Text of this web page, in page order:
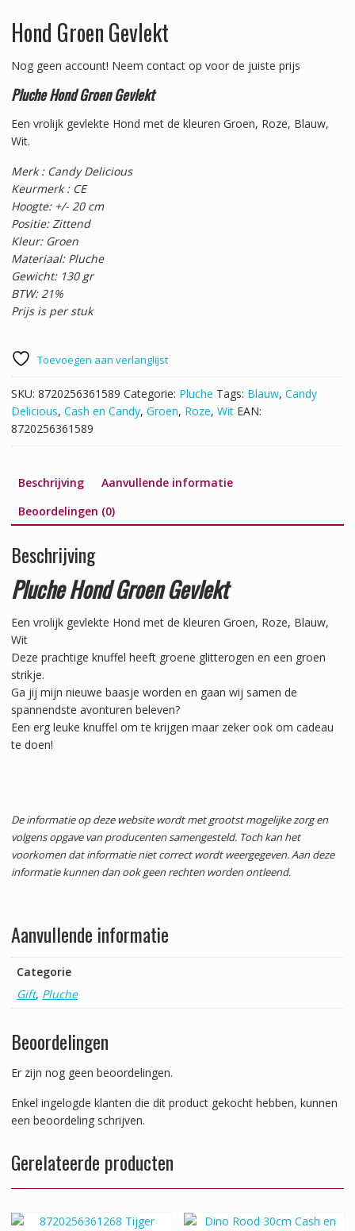
Hond Groen Gevlekt
Nog geen account! Neem contact op voor de juiste prijs
Pluche Hond Groen Gevlekt
Een vrolijk gevlekte Hond met de kleuren Groen, Roze, Blauw,
Wit.
Merk : Candy Delicious
Keurmerk : CE
Hoogte: +/- 20 cm
Positie: Zittend
Kleur: Groen
Materiaal: Pluche
Gewicht: 130 gr
BTW: 21%
Prijs is per stuk
Toevoegen aan verlanglijst
SKU: 8720256361589 Categorie: Pluche Tags: Blauw, Candy
Delicious, Cash en Candy, Groen, Roze, Wit EAN:
8720256361589
Beschrijving
Aanvullende informatie
Beoordelingen (0)
Beschrijving
Pluche Hond Groen Gevlekt
Een vrolijk gevlekte Hond met de kleuren Groen, Roze, Blauw,
Wit
Deze prachtige knuffel heeft groene glitterogen en een groen
strikje.
Ga jij mijn nieuwe baasje worden en gaan wij samen de
spannendste avonturen beleven?
Een erg leuke knuffel om te krijgen maar zeker ook om cadeau
te doen!
De informatie op deze website wordt met grootst mogelijke zorg en
volgens opgave van producenten samengesteld. Toch kan het
voorkomen dat informatie niet correct wordt weergegeven. Aan deze
informatie kunnen dan ook geen rechten worden ontleend.
Aanvullende informatie
Categorie
Gift, Pluche
Beoordelingen
Er zijn nog geen beoordelingen.
Enkel ingelogde klanten die dit product gekocht hebben, kunnen
een beoordeling schrijven.
Gerelateerde producten